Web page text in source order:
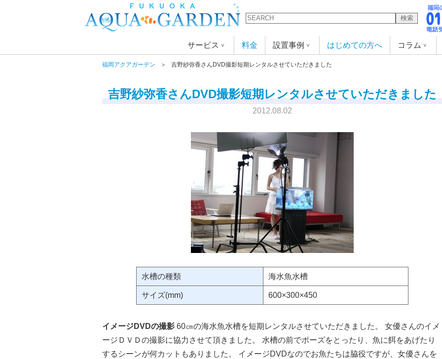
検索
サービス 料金 設置事例 はじめての方へ コラム
福岡アクアガーデン 吉野紗弥香さんDVD撮影短期レンタルさせていただきました
吉野紗弥香さんDVD撮影短期レンタルさせていただきました
2012.08.02
水槽の種類 海水魚水槽
サイズ(mm) 600×300×450
イメージDVDの撮影 60㎝の海水魚水槽を短期レンタルさせていただきました。 女優さんのイメ
ージＤＶＤの撮影に協力させて頂きました。 水槽の前でポーズをとったり、魚に餌をあげたり
するシーンが何カットもありました。 イメージDVDなのでお魚たちは脇役ですが、女優さんを